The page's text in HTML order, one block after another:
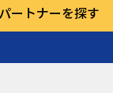
パートナーを探す